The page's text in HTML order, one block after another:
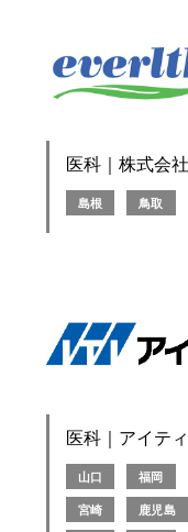
医科｜株式会
島根 鳥取
医科｜アイテ
山口 福岡
宮崎
鹿児島